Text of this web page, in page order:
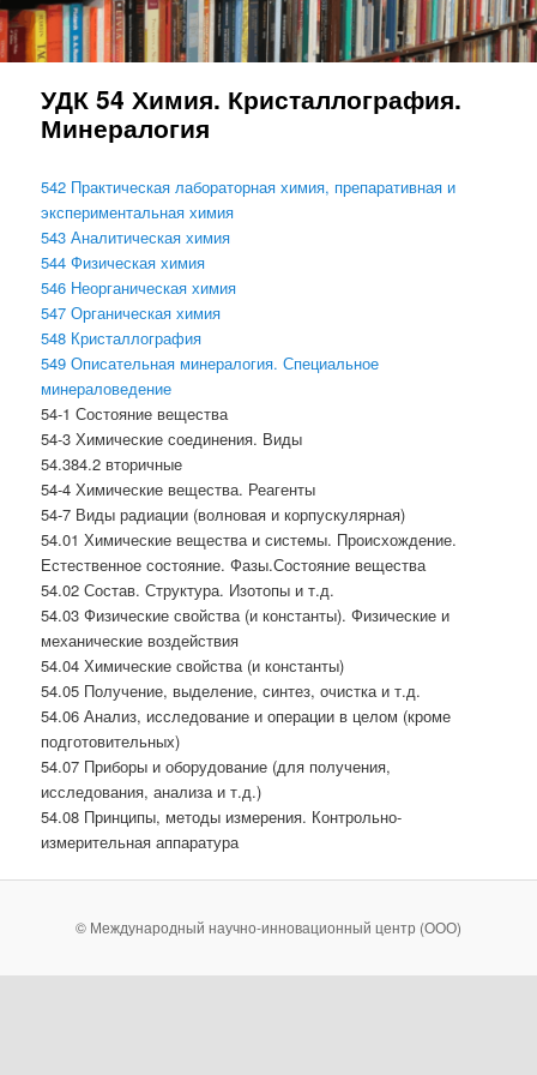
УДК 54 Химия. Кристаллография.
Минералогия
542 Практическая лабораторная химия, препаративная и
экспериментальная химия
543 Аналитическая химия
544 Физическая химия
546 Неорганическая химия
547 Органическая химия
548 Кристаллография
549 Описательная минералогия. Специальное
минераловедение
54-1 Состояние вещества
54-3 Химические соединения. Виды
54.384.2 вторичные
54-4 Химические вещества. Реагенты
54-7 Виды радиации (волновая и корпускулярная)
54.01 Химические вещества и системы. Происхождение.
Естественное состояние. Фазы.Состояние вещества
54.02 Состав. Структура. Изотопы и т.д.
54.03 Физические свойства (и константы). Физические и
механические воздействия
54.04 Химические свойства (и константы)
54.05 Получение, выделение, синтез, очистка и т.д.
54.06 Анализ, исследование и операции в целом (кроме
подготовительных)
54.07 Приборы и оборудование (для получения,
исследования, анализа и т.д.)
54.08 Принципы, методы измерения. Контрольно-
измерительная аппаратура
© Международный научно-инновационный центр (ООО)